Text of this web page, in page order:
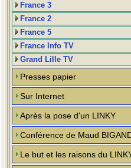
France 3
France 2
France 5
France Info TV
Grand Lille TV
Presses papier
Sur Internet
Après la pose d'un LINKY
Conférence de Maud
Le but et les raisons du